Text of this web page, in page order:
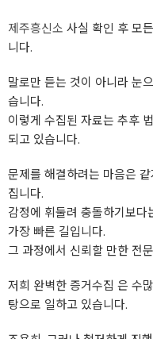
제주흥신소 사실 확인 후 모
니다.
말로만 듣는 것이 아니라 눈
습니다.
이렇게 수집된 자료는 추후
되고 있습니다.
문제를 해결하려는 마음은
집니다.
감정에 휘둘려 충돌하기보
가장 빠른 길입니다.
그 과정에서 신뢰할 만한 전
저희 완벽한 증거수집 은 수
탕으로 일하고 있습니다.